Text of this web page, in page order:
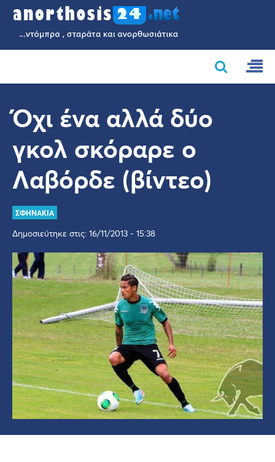
Όχι ένα αλλά δύο
γκολ σκόραρε ο
Λαβόρδε (βίντεο)
ΣΦΗΝΑΚΙΑ
Δημοσιεύτηκε στις: 16/11/2013 - 15:38